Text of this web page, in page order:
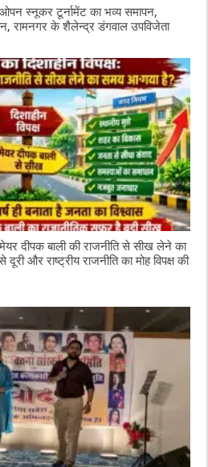
स्नूकर टूर्नामेंट का भव्य समापन,
रामनगर के शैलेन्द्र डंगवाल उपविजेता
मेयर दीपक बाली की राजनीति से सीख लेने का
और राष्ट्रीय राजनीति का मोह विपक्ष की